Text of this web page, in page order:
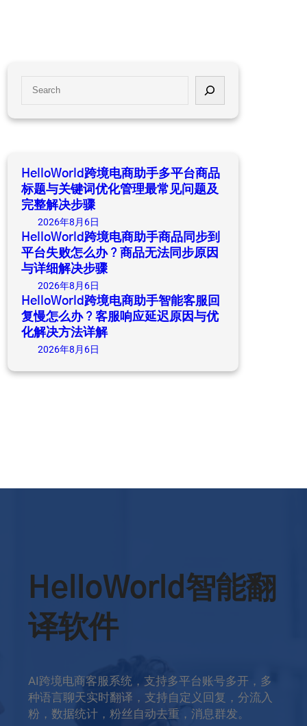
a
h
HelloWorld跨境电商助手多平台商品
标题与关键词优化管理最常见问题及
完整解决步骤
2026年8月6日
HelloWorld跨境电商助手商品同步到
平台失败怎么办？商品无法同步原因
与详细解决步骤
2026年8月6日
HelloWorld跨境电商助手智能客服回
复慢怎么办？客服响应延迟原因与优
化解决方法详解
2026年8月6日
HelloWorld智能翻
译软件
AI跨境电商客服系统，支持多平台账号多开，多
种语言聊天实时翻译，支持自定义回复，分流入
粉，数据统计，粉丝自动去重，消息群发。